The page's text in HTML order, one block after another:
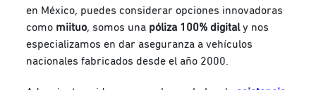
en México, puedes considerar opciones innovadoras
como miituo, somos una póliza 100% digitaly nos
especializamos en dar aseguranza a vehículos
nacionales fabricados desde el año 2000.